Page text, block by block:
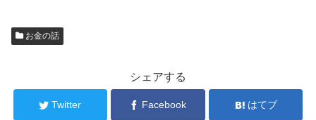
お金の話
シェアする
Twitter Facebook はてブ